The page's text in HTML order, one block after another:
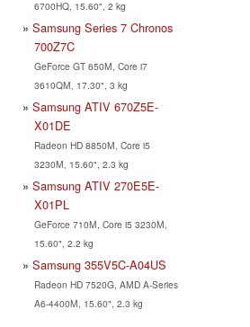
6700HQ, 15.60", 2 kg
Samsung Series 7 Chronos
700Z7C
GeForce GT 650M, Core i7
3610QM, 17.30", 3 kg
Samsung ATIV 670Z5E-
X01DE
Radeon HD 8850M, Core i5
3230M, 15.60", 2.3 kg
Samsung ATIV 270E5E-
X01PL
GeForce 710M, Core i5 3230M,
15.60", 2.2 kg
Samsung 355V5C-A04US
Radeon HD 7520G, AMD A-Series
A6-4400M, 15.60", 2.3 kg